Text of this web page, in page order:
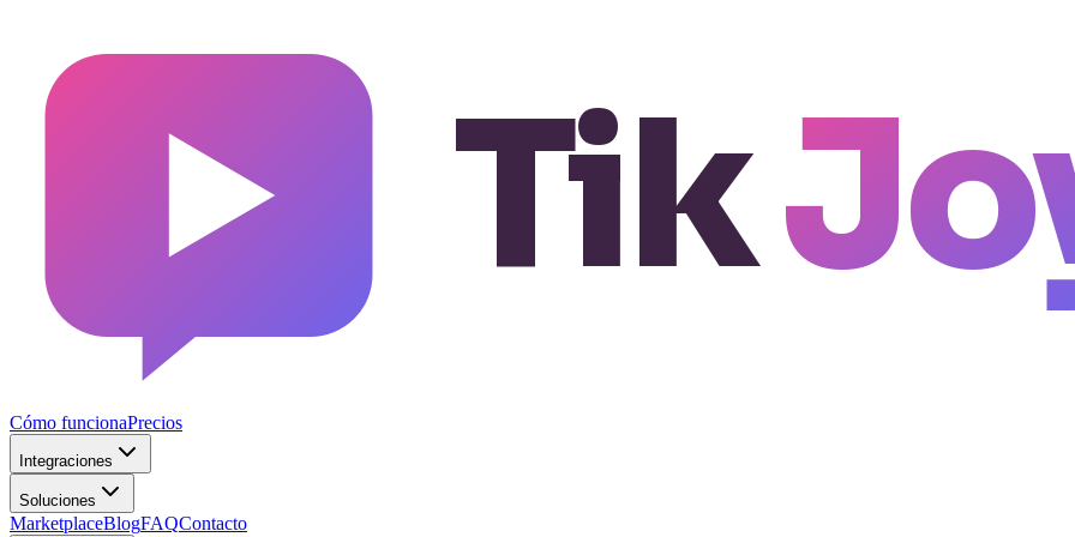
Tik
Cómo funcionaPrecios
Integraciones
Soluciones
MarketplaceBlogFAQContacto